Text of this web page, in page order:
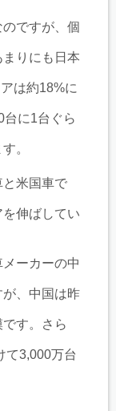
ですが、個
まりにも日本
は約18%に
台に1台ぐら
。
米国車で
伸ばしてい
ーカーの中
が、中国は昨
す。さら
て3,000万台